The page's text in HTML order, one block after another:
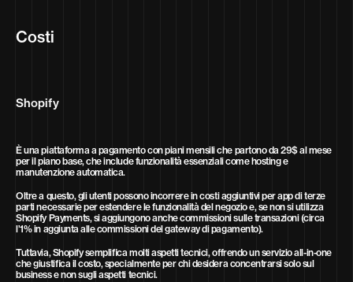
Costi
Shopify
È una piattaforma a pagamento con piani mensili che partono da 29$ al mese
per il piano base, che include funzionalità essenziali come hosting e
manutenzione automatica.
Oltre a questo, gli utenti possono incorrere in costi aggiuntivi per app di terze
parti necessarie per estendere le funzionalità del negozio e, se non si utilizza
Shopify Payments, si aggiungono anche commissioni sulle transazioni (circa
l’1% in aggiunta alle commissioni del gateway di pagamento).
Tuttavia, Shopify semplifica molti aspetti tecnici, offrendo un servizio all-in-one
che giustifica il costo, specialmente per chi desidera concentrarsi solo sul
business e non sugli aspetti tecnici.